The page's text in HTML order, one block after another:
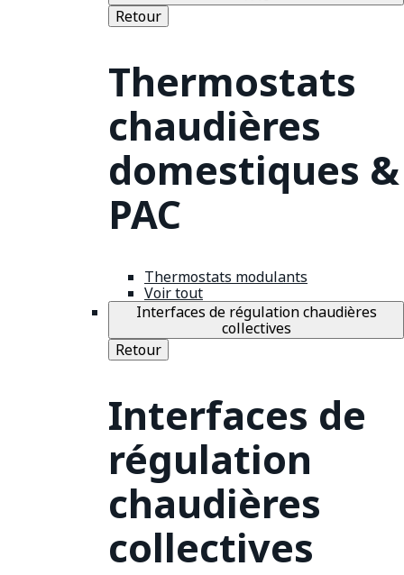
Retour
Thermostats
chaudières
domestiques &
PAC
Thermostats modulants
Voir tout
Interfaces de régulation chaudières
collectives
Retour
Interfaces de
régulation
chaudières
collectives